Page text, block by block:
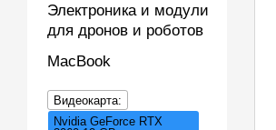
Электроника и модули
для дронов и роботов
MacBook
Видеокарта:
Nvidia GeForce RTX